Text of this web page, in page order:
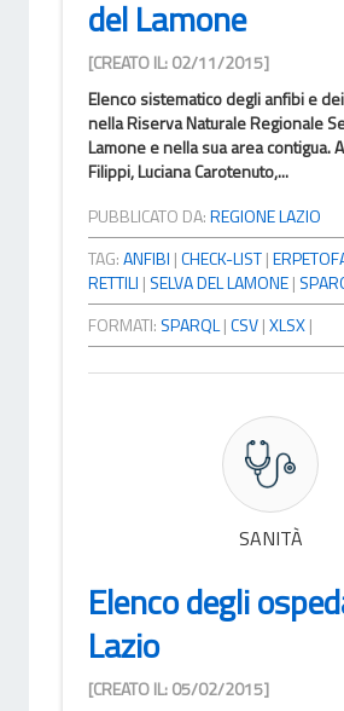
del Lamone
[CREATO IL: 02/11/2015]
Elenco sistematico degli anfibi e
nella Riserva Naturale Regionale
Lamone e nella sua area contigua.
Filippi, Luciana Carotenuto,...
PUBBLICATO DA:REGIONE LAZIO
TAG:ANFIBI |CHECK-LIST|
RETTILI | SELVA DEL LAMONE|
FORMATI: SPARQL|CSV|XLSX|
SANITÀ
Elenco degli
Lazio
[CREATO IL: 05/02/2015]